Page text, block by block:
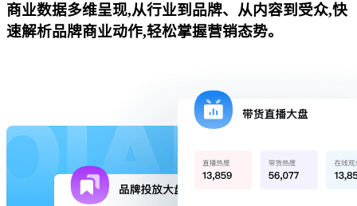
商业数据多维呈现,从行业到品牌、从内容到受众,快
速解析品牌商业动作,轻松掌握营销态势。